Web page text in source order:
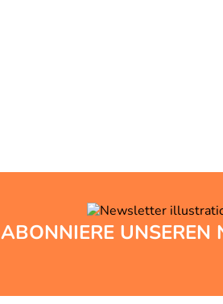
ABONNIERE UNSEREN